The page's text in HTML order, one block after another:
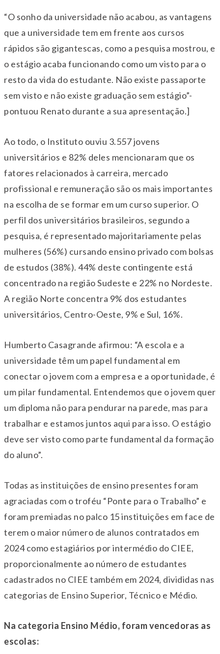
“O sonho da universidade não acabou, as vantagens
que a universidade tem em frente aos cursos
rápidos são gigantescas, como a pesquisa mostrou, e
o estágio acaba funcionando como um visto para o
resto da vida do estudante. Não existe passaporte
sem visto e não existe graduação sem estágio”-
pontuou Renato durante a sua apresentação.]
Ao todo, o Instituto ouviu 3.557 jovens
universitários e 82% deles mencionaram que os
fatores relacionados à carreira, mercado
profissional e remuneração são os mais importantes
na escolha de se formar em um curso superior. O
perfil dos universitários brasileiros, segundo a
pesquisa, é representado majoritariamente pelas
mulheres (56%) cursando ensino privado com bolsas
de estudos (38%). 44% deste contingente está
concentrado na região Sudeste e 22% no Nordeste.
A região Norte concentra 9% dos estudantes
universitários, Centro-Oeste, 9% e Sul, 16%.
Humberto Casagrande afirmou: “A escola e a
universidade têm um papel fundamental em
conectar o jovem com a empresa e a oportunidade, é
um pilar fundamental. Entendemos que o jovem quer
um diploma não para pendurar na parede, mas para
trabalhar e estamos juntos aqui para isso. O estágio
deve ser visto como parte fundamental da formação
do aluno”.
Todas as instituições de ensino presentes foram
agraciadas com o troféu “Ponte para o Trabalho” e
foram premiadas no palco 15 instituições em face de
terem o maior número de alunos contratados em
2024 como estagiários por intermédio do CIEE,
proporcionalmente ao número de estudantes
cadastrados no CIEE também em 2024, divididas nas
categorias de Ensino Superior, Técnico e Médio.
Na categoria Ensino Médio, foram vencedoras as
escolas: